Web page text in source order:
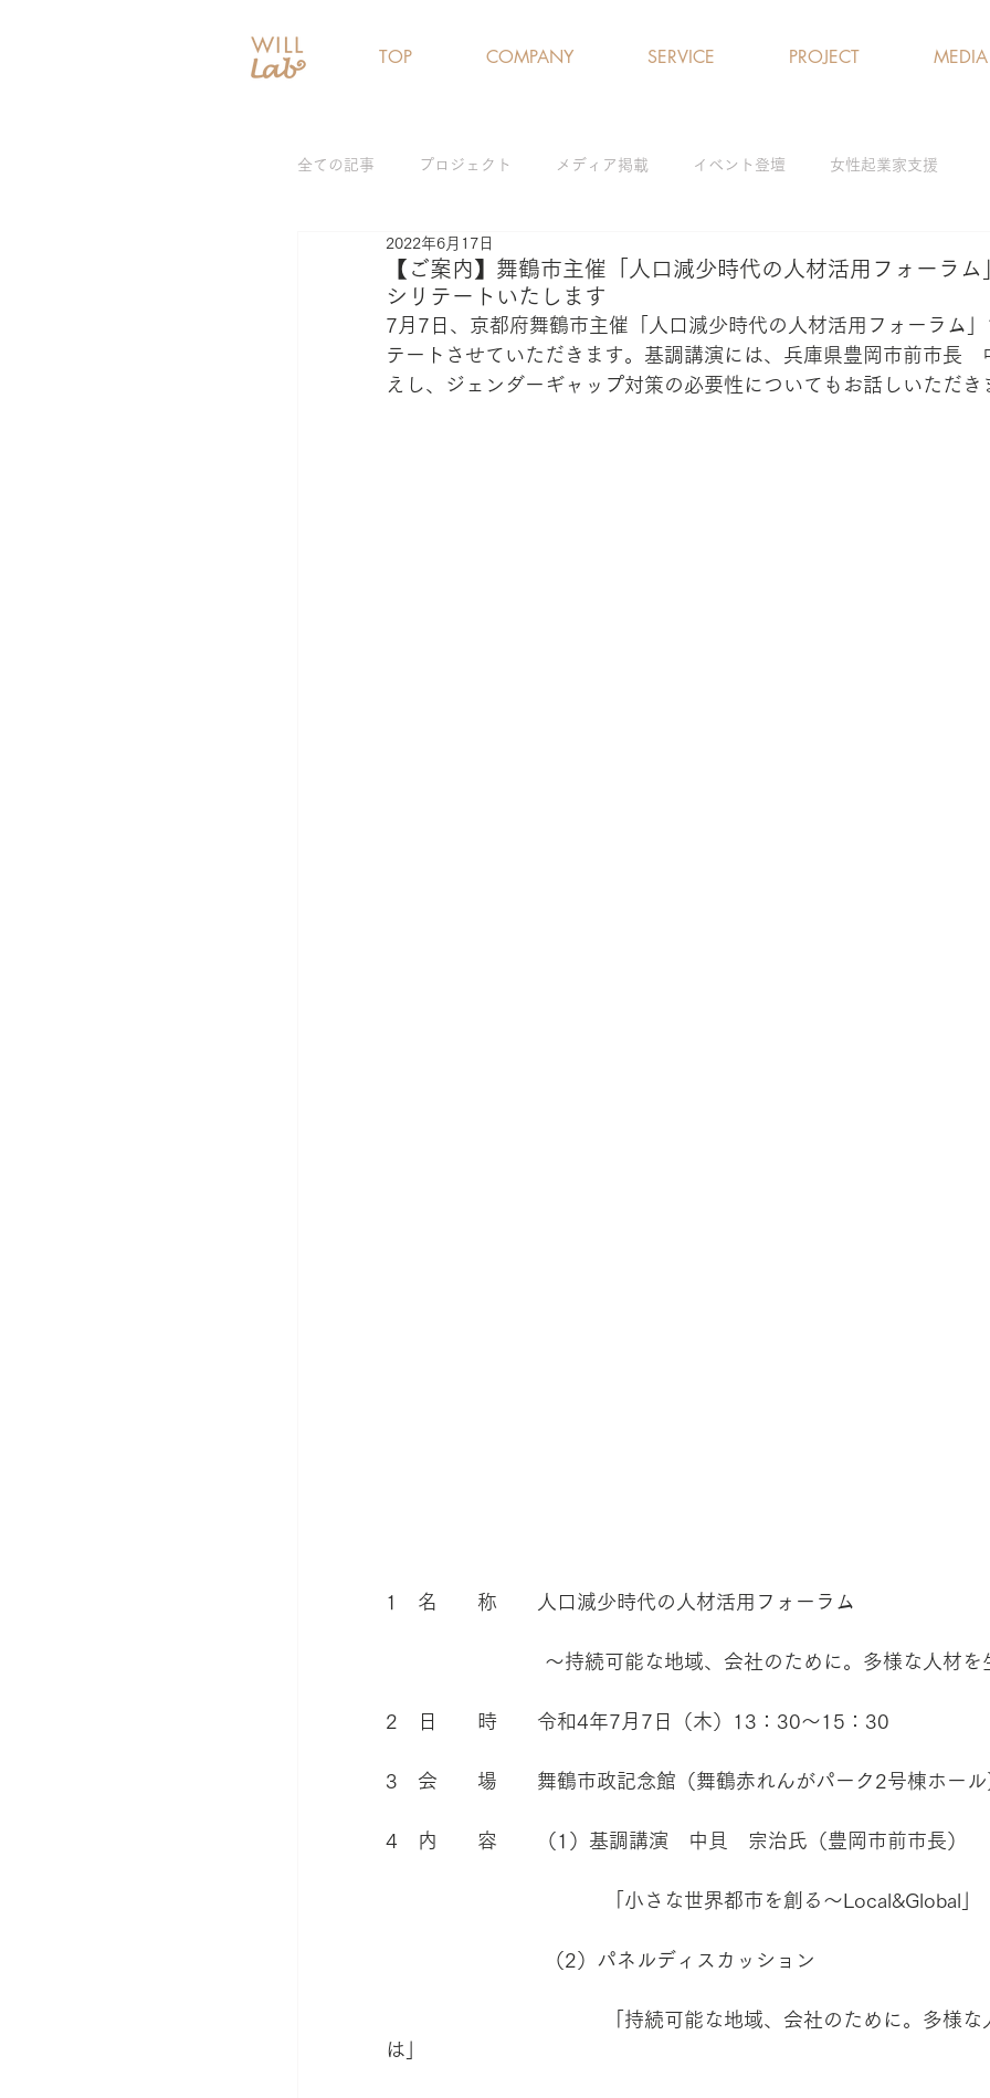
全ての記事 プロジェクト メディア掲載 イベント登壇 女性起業家支援
女性リーダー育成プログラム
【ご案内】舞鶴市主催「人口減少時代の人材活用フォーラム
シリテートいたします
2022年6月17日
7月7日、京都府舞鶴市主催「人口減少時代の人材活用フォーラム」
テートさせていただきます。基調講演には、兵庫県豊岡市前市長　
えし、ジェンダーギャップ対策の必要性についてもお話しいただき
1　名　　称　　人口減少時代の人材活用フォーラム
～持続可能な地域、会社のために。多様な人材を生
2　日　　時　　令和4年7月7日（木）13：30～15：30
3　会　　場　　舞鶴市政記念館（舞鶴赤れんがパーク2号棟ホール
4　内　　容　　（1）基調講演　中貝　宗治氏（豊岡市前市長）
「小さな世界都市を創る～Local&Global」
（2）パネルディスカッション
「持続可能な地域、会社のために。多様な人材
は」
TOP COMPANY SERVICE PROJECT MEDIA